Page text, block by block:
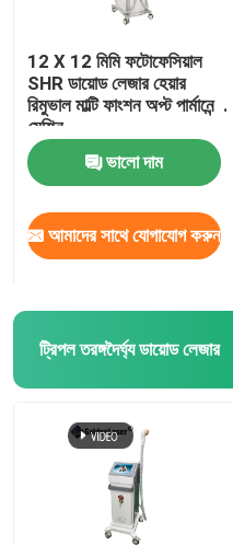
12 X 12 মিমি ফটোফেসিয়াল
SHR ডায়োড লেজার হেয়ার
রিমুভাল মাল্টি ফাংশন অপ্ট পার্মানেন্ট
মেশিন
ভালো দাম
আমাদের সাথে যোগাযোগ করুন
ট্রিপল তরঙ্গদৈর্ঘ্য ডায়োড লেজার